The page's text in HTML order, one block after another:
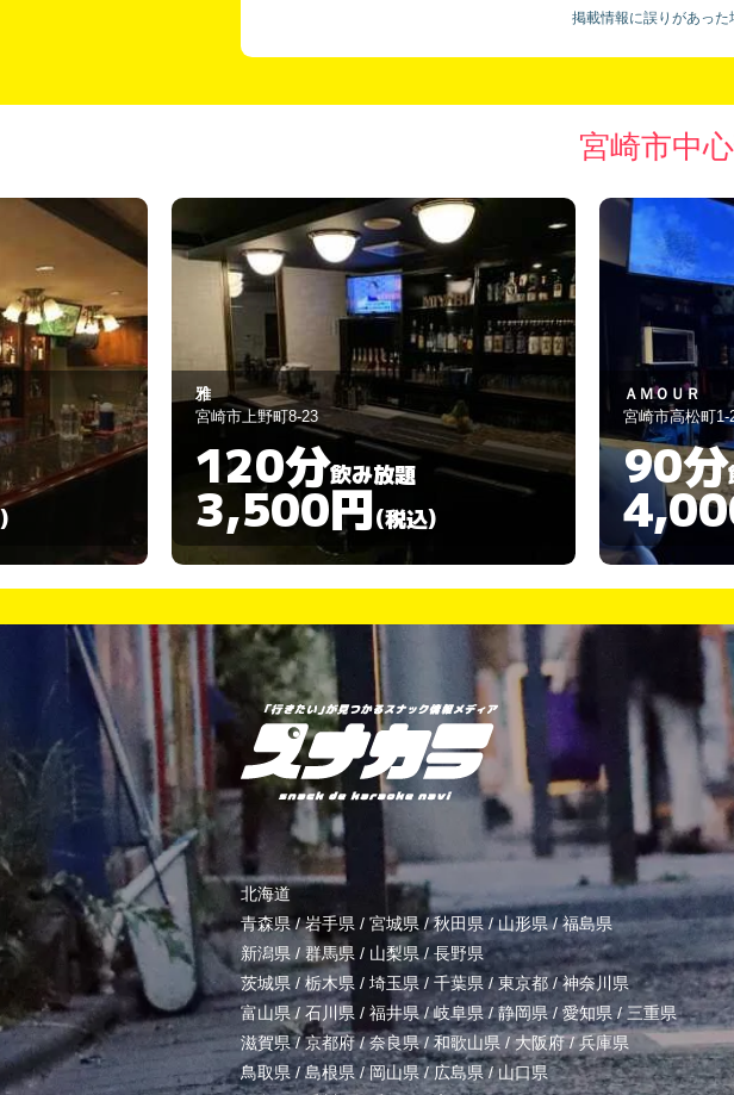
掲載情報に誤りがあった
宮崎市中
雅
宮崎市上野町8-23
120分飲み放題
3,500円(税込)
ＡＭＯＵＲ
宮崎市高松町1-
90分
北海道
青森県/岩手県 / 宮城県 /秋田県 /山形県/福島県
新潟県 / 群馬県 / 山梨県/長野県
茨城県 / 栃木県 / 埼玉県/ 千葉県 /東京都/神奈川県
富山県/ 石川県 / 福井県/岐阜県/静岡県/ 愛知県 / 三重県
滋賀県/京都府/奈良県/和歌山県 /大阪府/兵庫県
鳥取県/島根県/岡山県/広島県/山口県